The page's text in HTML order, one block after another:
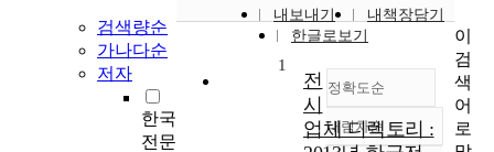
검색량순
가나다순
저자
한국
전문
내보내기
내책장담기
한글로보기
정확도순
정확도
내림차순
1
전
시
업체 디렉토리 :
이
검
색
어
로